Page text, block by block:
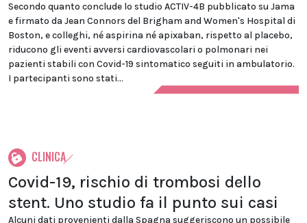
Secondo quanto conclude lo studio ACTIV-4B pubblicato su Jama
e firmato da Jean Connors del Brigham and Women's Hospital di
Boston, e colleghi, né aspirina né apixaban, rispetto al placebo,
riducono gli eventi avversi cardiovascolari o polmonari nei
pazienti stabili con Covid-19 sintomatico seguiti in ambulatorio.
I partecipanti sono stati...
CLINICA
Covid-19, rischio di trombosi dello
stent. Uno studio fa il punto sui casi
Alcuni dati provenienti dalla Spagna suggeriscono un possibile